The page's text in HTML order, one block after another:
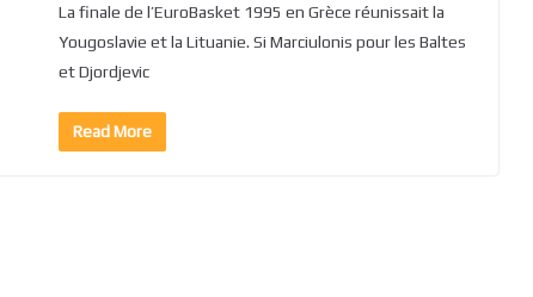
La finale de l’EuroBasket 1995 en Grèce réunissait la
Yougoslavie et la Lituanie. Si Marciulonis pour les Baltes
et Djordjevic
Read More